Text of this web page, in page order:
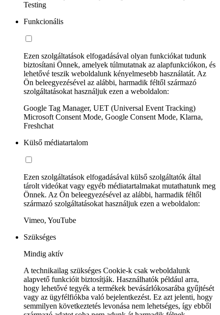
Testing
Funkcionális
Ezen szolgáltatások elfogadásával olyan funkciókat tudunk
biztosítani Önnek, amelyek túlmutatnak az alapfunkciókon, és
lehetővé teszik weboldalunk kényelmesebb használatát. Az
Ön beleegyezésével az alábbi, harmadik féltől származó
szolgáltatásokat használjuk ezen a weboldalon:
Google Tag Manager, UET (Universal Event Tracking)
Microsoft Consent Mode, Google Consent Mode, Klarna,
Freshchat
Külső médiatartalom
Ezen szolgáltatások elfogadásával külső szolgáltatók által
tárolt videókat vagy egyéb médiatartalmakat mutathatunk meg
Önnek. Az Ön beleegyezésével az alábbi, harmadik féltől
származó szolgáltatásokat használjuk ezen a weboldalon:
Vimeo, YouTube
Szükséges
Mindig aktív
A technikailag szükséges Cookie-k csak weboldalunk
alapvető funkcióit biztosítják. Használhatók például arra,
hogy lehetővé tegyék a termékek bevásárlókosarába gyűjtését
vagy az ügyfélfiókba való bejelentkezést. Ez azt jelenti, hogy
semmilyen következtetés levonása nem lehetséges, így ebből